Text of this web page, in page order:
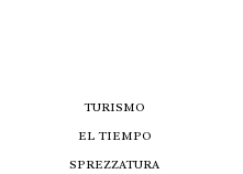
TURISMO
EL TIEMPO
SPREZZATURA